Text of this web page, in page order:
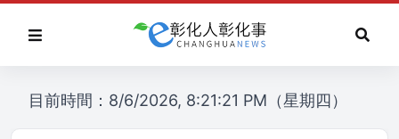
目前時間：8/6/2026, 8:21:21 PM（星期四）